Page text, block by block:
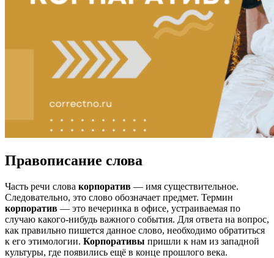
Правописание слова
Часть речи слова корпоратив — имя существительное.
Следовательно, это слово обозначает предмет. Термин
корпоратив — это вечеринка в офисе, устраиваемая по
случаю какого-нибудь важного события. Для ответа на вопрос,
как правильно пишется данное слово, необходимо обратиться
к его этимологии. Корпоративы пришли к нам из западной
культуры, где появились ещё в конце прошлого века.